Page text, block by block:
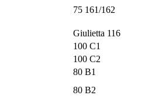
75 161/162
Giulietta 116
100 C1
100 C2
80 B1
80 B2